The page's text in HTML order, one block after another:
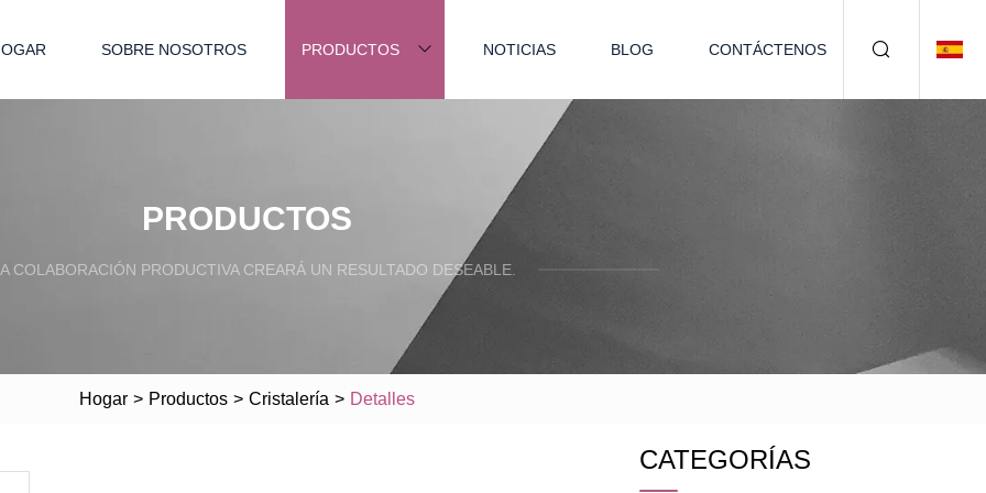
SOBRE NOSOTROS PRODUCTOS NOTICIAS BLOG CONTÁCTENOS
PRODUCTOS
COLABORACIÓN PRODUCTIVA CREARÁ UN RESULTADO DESEABLE.
Hogar > Productos > Cristalería > Detalles
CATEGORÍAS